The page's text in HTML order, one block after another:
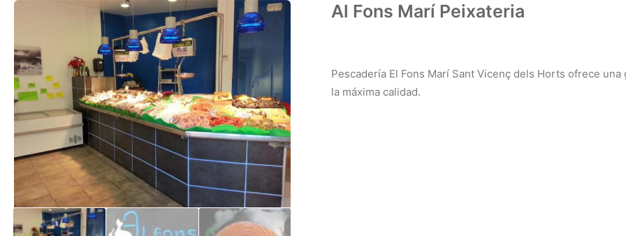
Al Fons Marí Peixateria
Pescadería El Fons Marí Sant Vicenç dels Horts ofrece
la máxima calidad.